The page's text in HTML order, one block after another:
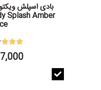
بادی اسپلش
Splash Amber